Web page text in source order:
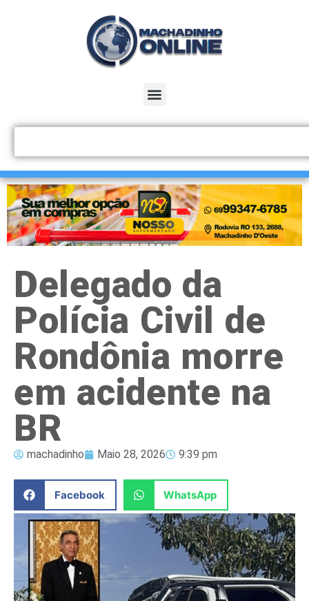
Delegado da
Polícia Civil de
Rondônia morre
em acidente na
BR
machadinho Maio 28, 2026 9:39 pm
Facebook WhatsApp